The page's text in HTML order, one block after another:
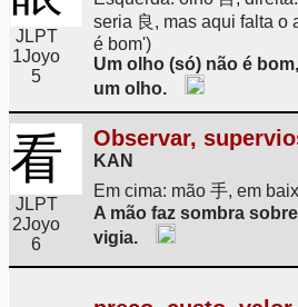
JLPT
1Joyo
5
seria 良, mas aqui falta o
é bom')
Um olho (só) não é
um olho.
看
JLPT
2Joyo
6
Observar,
KAN
Em cima: mão 手, em
A mão faz sombra
vigia.